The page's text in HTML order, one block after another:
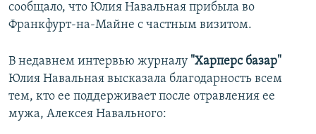
сообщало, что Юлия Навальная прибыла во
Франкфурт-на-Майне с частным визитом.
В недавнем интервью журналу "Харперс базар"
Юлия Навальная высказала благодарность всем
тем, кто ее поддерживает после отравления ее
мужа, Алексея Навального: